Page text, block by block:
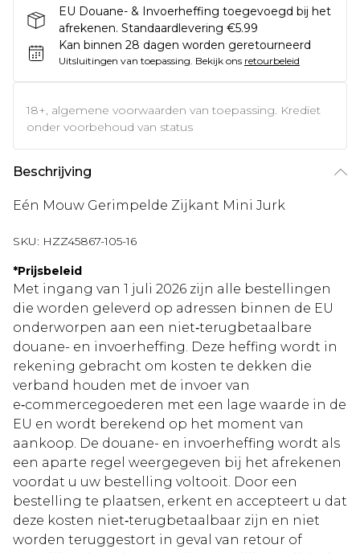
EU Douane- & Invoerheffing toegevoegd bij het
afrekenen. Standaardlevering €5.99
Kan binnen 28 dagen worden geretourneerd
Uitsluitingen van toepassing. Bekijk ons retourbeleid
18+, algemene voorwaarden van toepassing. Krediet
onder voorbehoud van status
Beschrijving
Eén Mouw Gerimpelde Zijkant Mini Jurk
SKU: HZZ45867-105-16
*Prijsbeleid
Met ingang van 1 juli 2026 zijn alle bestellingen
die worden geleverd op adressen binnen de EU
onderworpen aan een niet‑terugbetaalbare
douane- en invoerheffing. Deze heffing wordt in
rekening gebracht om kosten te dekken die
verband houden met de invoer van
e‑commercegoederen met een lage waarde in de
EU en wordt berekend op het moment van
aankoop. De douane- en invoerheffing wordt als
een aparte regel weergegeven bij het afrekenen
voordat u uw bestelling voltooit. Door een
bestelling te plaatsen, erkent en accepteert u dat
deze kosten niet‑terugbetaalbaar zijn en niet
worden teruggestort in geval van retour of